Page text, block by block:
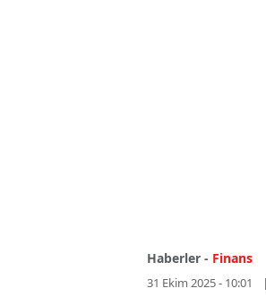
Haberler - Finans
31 Ekim 2025 - 10:01